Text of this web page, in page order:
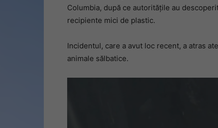
Columbia, după ce autoritățile au
recipiente mici de plastic.
Incidentul, care a avut loc recent, a atras
animale sălbatice.